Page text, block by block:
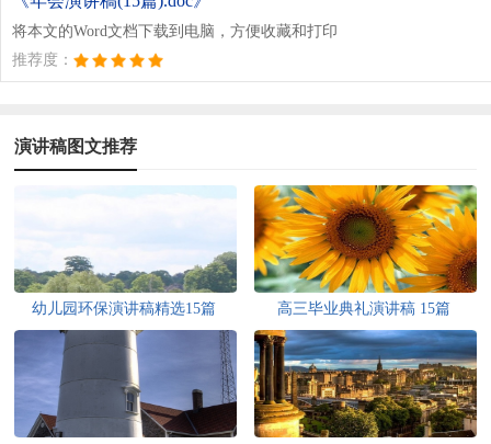
将本文的Word文档下载到电脑，方便收藏和打印
推荐度：
演讲稿图文推荐
幼儿园环保演讲稿精选15篇 高三毕业典礼演讲稿 15篇